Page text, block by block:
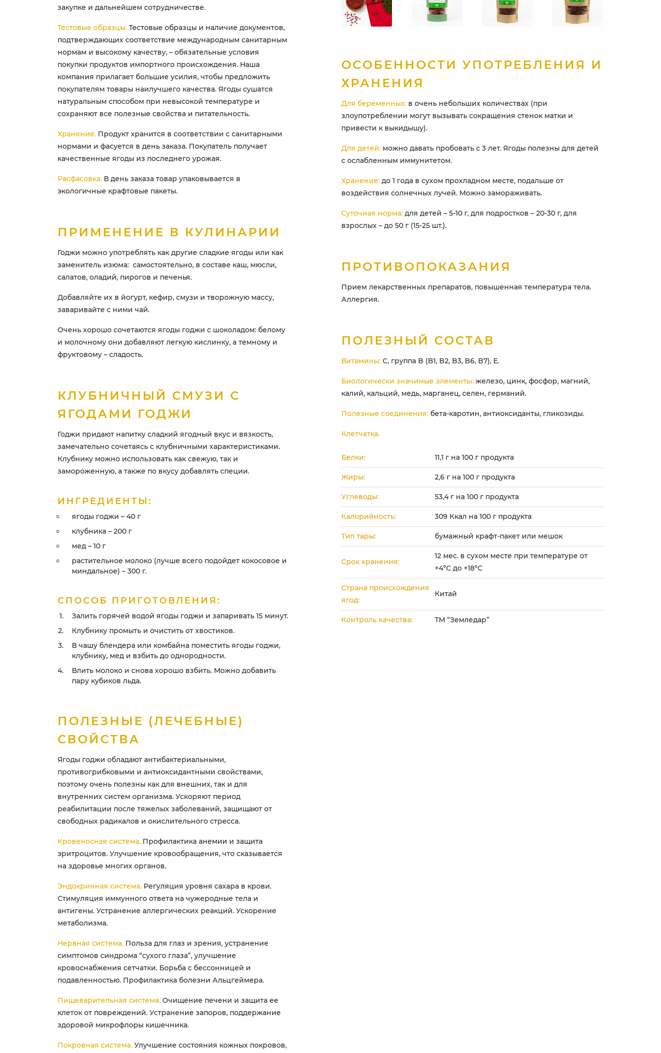
закупке и дальнейшем сотрудничестве.
Тестовые образцы. Тестовые образцы и наличие документов,
подтверждающих соответствие международным санитарным
нормам и высокому качеству, – обязательные условия
покупки продуктов импортного происхождения. Наша
компания прилагает большие усилия, чтобы предложить
покупателям товары наилучшего качества. Ягоды сушатся
натуральным способом при невысокой температуре и
сохраняют все полезные свойства и питательность.
Хранение. Продукт хранится в соответствии с санитарными
нормами и фасуется в день заказа. Покупатель получает
качественные ягоды из последнего урожая.
Расфасовка. В день заказа товар упаковывается в
экологичные крафтовые пакеты.
ПРИМЕНЕНИЕ В КУЛИНАРИИ
Годжи можно употреблять как другие сладкие ягоды или как
заменитель изюма: самостоятельно, в составе каш, мюсли,
салатов, оладий, пирогов и печенья.
Добавляйте их в йогурт, кефир, смузи и творожную массу,
заваривайте с ними чай.
Очень хорошо сочетаются ягоды годжи с шоколадом: белому
и молочному они добавляют легкую кислинку, а темному и
фруктовому – сладость.
КЛУБНИЧНЫЙ СМУЗИ С
ЯГОДАМИ ГОДЖИ
Годжи придают напитку сладкий ягодный вкус и вязкость,
замечательно сочетаясь с клубничными характеристиками.
Клубнику можно использовать как свежую, так и
замороженную, а также по вкусу добавлять специи.
ИНГРЕДИЕНТЫ:
ягоды годжи – 40 г
клубника – 200 г
мед – 10 г
растительное молоко (лучше всего подойдет кокосовое и
миндальное) – 300 г.
СПОСОБ ПРИГОТОВЛЕНИЯ:
Залить горячей водой ягоды годжи и запаривать 15 минут.
Клубнику промыть и очистить от хвостиков.
В чашу блендера или комбайна поместить ягоды годжи,
клубнику, мед и взбить до однородности.
Влить молоко и снова хорошо взбить. Можно добавить
пару кубиков льда.
ПОЛЕЗНЫЕ (ЛЕЧЕБНЫЕ)
СВОЙСТВА
Ягоды годжи обладают антибактериальными,
противогрибковыми и антиоксидантными свойствами,
поэтому очень полезны как для внешних, так и для
внутренних систем организма. Ускоряют период
реабилитации после тяжелых заболеваний, защищают от
свободных радикалов и окислительного стресса.
Кровеносная система. Профилактика анемии и защита
эритроцитов. Улучшение кровообращения, что сказывается
на здоровье многих органов.
Эндокринная система. Регуляция уровня сахара в крови.
Стимуляция иммунного ответа на чужеродные тела и
антигены. Устранение аллергических реакций. Ускорение
метаболизма.
Нервная система. Польза для глаз и зрения, устранение
симптомов синдрома “сухого глаза”, улучшение
кровоснабжения сетчатки. Борьба с бессонницей и
подавленностью. Профилактика болезни Альцгеймера.
Пищеварительная система. Очищение печени и защита ее
клеток от повреждений. Устранение запоров, поддержание
здоровой микрофлоры кишечника.
Покровная система. Улучшение состояния кожных покровов,
ОСОБЕННОСТИ УПОТРЕБЛЕНИЯ И
ХРАНЕНИЯ
Для беременных: в очень небольших количествах (при
злоупотреблении могут вызывать сокращения стенок матки и
привести к выкидышу).
Для детей: можно давать пробовать с 3 лет. Ягоды полезны для детей
с ослабленным иммунитетом.
Хранение: до 1 года в сухом прохладном месте, подальше от
воздействия солнечных лучей. Можно замораживать.
Суточная норма: для детей – 5-10 г, для подростков – 20-30 г, для
взрослых – до 50 г (15-25 шт.).
ПРОТИВОПОКАЗАНИЯ
Прием лекарственных препаратов, повышенная температура тела.
Аллергия.
ПОЛЕЗНЫЙ СОСТАВ
Витамины: C, группа B (B1, B2, B3, B6, B7), E.
Биологически значимые элементы: железо, цинк, фосфор, магний,
калий, кальций, медь, марганец, селен, германий.
Полезные соединения: бета-каротин, антиоксиданты, гликозиды.
Клетчатка.
Белки: 11,1 г на 100 г продукта
Жиры: 2,6 г на 100 г продукта
Углеводы: 53,4 г на 100 г продукта
Калорийность: 309 Ккал на 100 г продукта
Тип тары: бумажный крафт-пакет или мешок
Срок хранения:
12 мес. в сухом месте при температуре от
+4°С до +18°С
Страна происхождения
ягод:
Китай
Контроль качества: ТМ “Земледар”